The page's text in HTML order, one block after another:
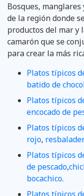
Bosques,
de la región donde
productos del mar y
camarón que se
para crear la más
Platos típicos
batido de
Platos típicos
encocado de
Platos típicos
rojo,
Platos típicos
de pescado,
bocachico.